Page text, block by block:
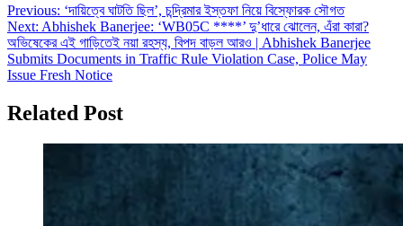
Post
navigation
Previous: ‘দায়িত্বে ঘাটতি ছিল’, চন্দ্রিমার ইস্তফা নিয়ে বিস্ফোরক সৌগত
Next: Abhishek Banerjee: ‘WB05C ****’ দু’ধারে ঝোলেন, এঁরা কারা?
অভিষেকের এই গাড়িতেই নয়া রহস্য, বিপদ বাড়ল আরও | Abhishek Banerjee
Submits Documents in Traffic Rule Violation Case, Police May
Issue Fresh Notice
Related Post